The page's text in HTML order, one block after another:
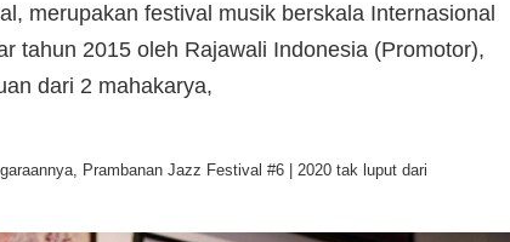
merupakan festival musik berskala Internasional
tahun 2015 oleh Rajawali Indonesia (Promotor),
dari 2 mahakarya,
Prambanan Jazz Festival #6 | 2020 tak luput dari